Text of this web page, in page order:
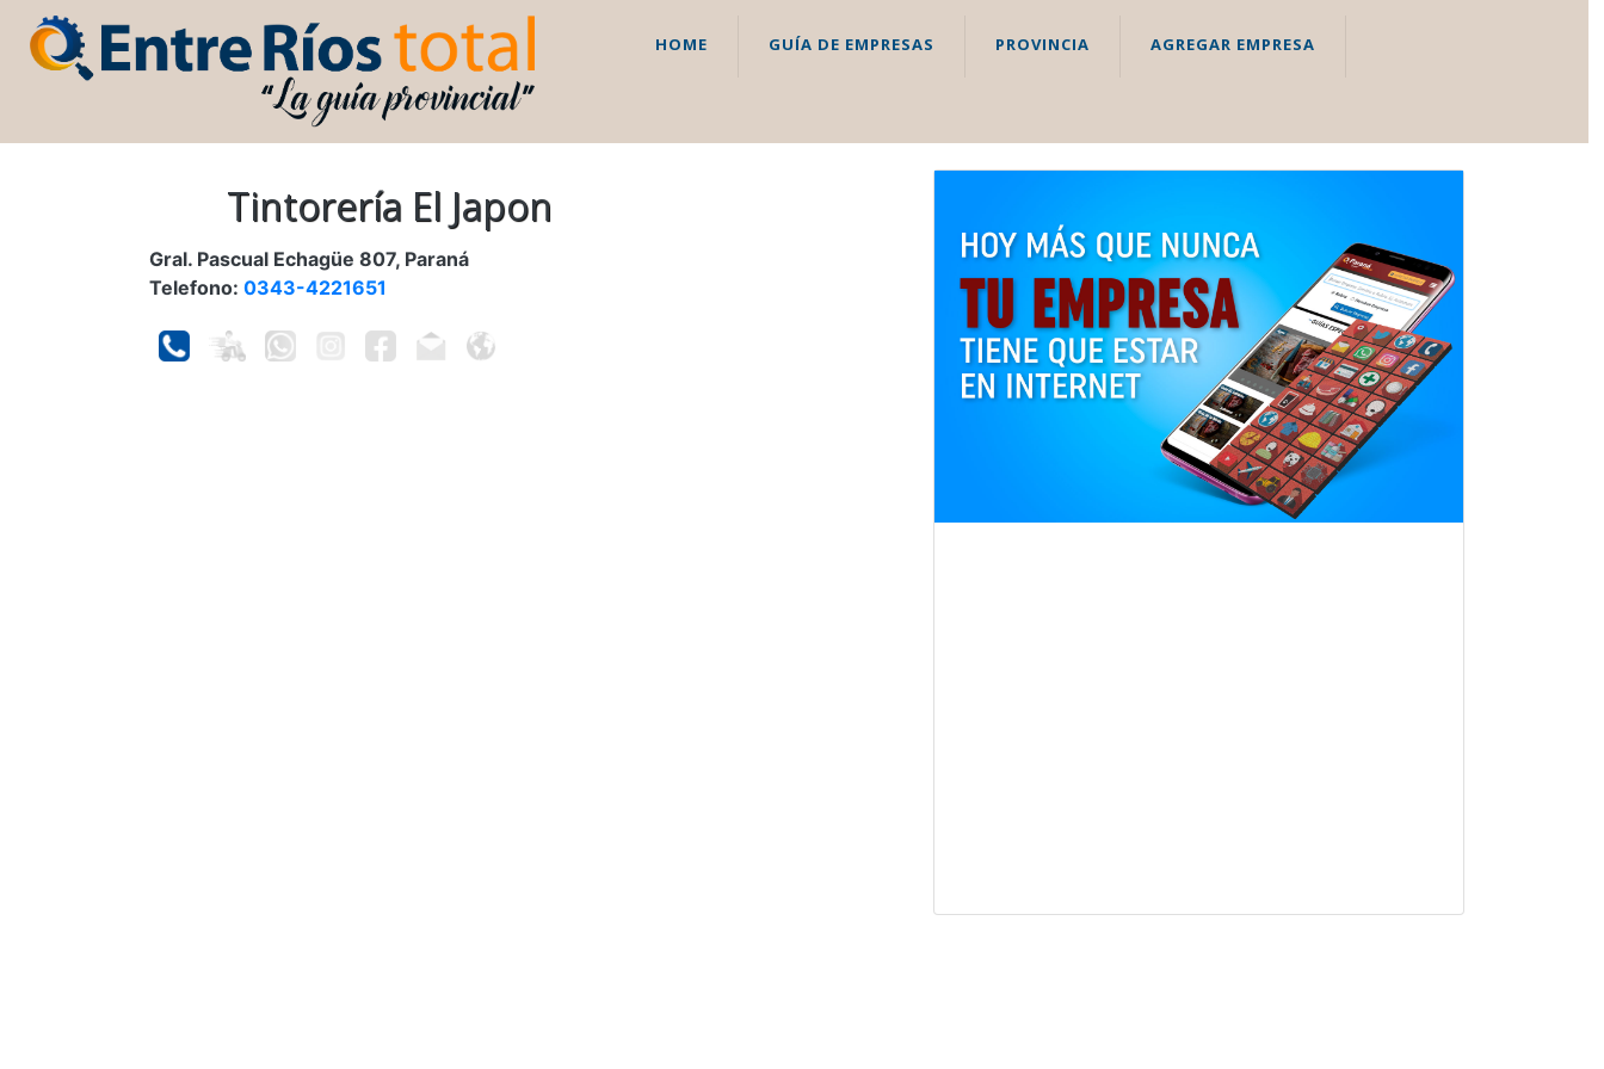
HOME GUÍA DE EMPRESAS PROVINCIA AGREGAR EMPRESA
Tintorería El Japon
Gral. Pascual Echagüe 807, Paraná
Telefono: 0343-4221651